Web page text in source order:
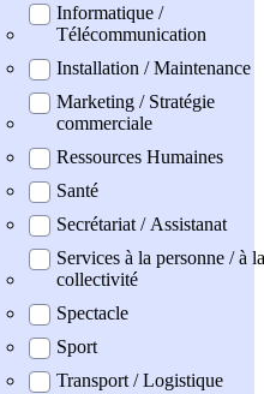
Informatique /
Télécommunication
Installation / Maintenance
Marketing / Stratégie
commerciale
Ressources Humaines
Santé
Secrétariat / Assistanat
Services à la personne / à la
collectivité
Spectacle
Sport
Transport / Logistique